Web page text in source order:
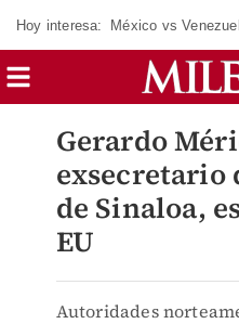
Hoy interesa: México vs
Gerardo
exsecretario
de Sinaloa,
EU
Autoridades